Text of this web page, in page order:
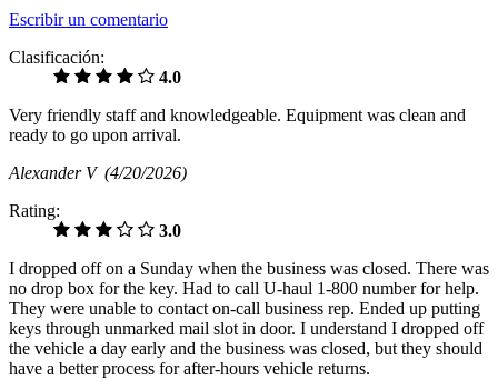
Escribir un comentario
Clasificación:
4.0
Very friendly staff and knowledgeable. Equipment was clean and
ready to go upon arrival.
Alexander V (4/20/2026)
Rating:
3.0
I dropped off on a Sunday when the business was closed. There was
no drop box for the key. Had to call U-haul 1-800 number for help.
They were unable to contact on-call business rep. Ended up putting
keys through unmarked mail slot in door. I understand I dropped off
the vehicle a day early and the business was closed, but they should
have a better process for after-hours vehicle returns.